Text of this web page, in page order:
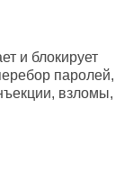
и блокирует
паролей,
взломы,